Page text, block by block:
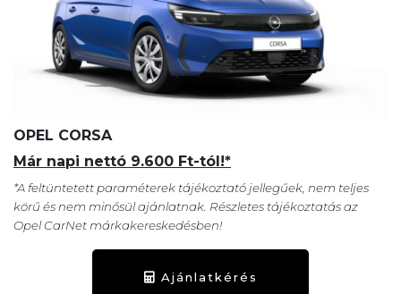
OPEL CORSA
Már napi nettó 9.600 Ft-tól!*
*A feltüntetett paraméterek tájékoztató jellegűek, nem teljes
körű és nem minősül ajánlatnak. Részletes tájékoztatás az
Opel CarNet márkakereskedésben!
Ajánlatkérés